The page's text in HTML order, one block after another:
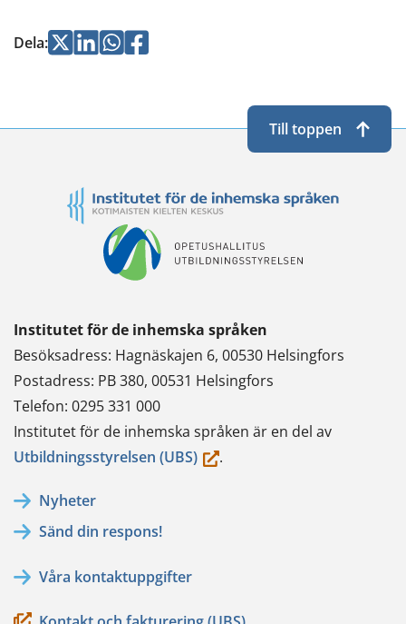
annan
tjänst)
Dela:Jaa Jaa Jaa
Jaa
Institutet för de inhemska språken
Besöksadress: Hagnäskajen 6, 00530 Helsingfors
Postadress: PB 380, 00531 Helsingfors
Telefon: 0295 331 000
Institutet för de inhemska språken är en del av
Utbildningsstyrelsen (UBS)(du.
Nyheter
Sänd din respons!
Våra kontaktuppgifter
Till toppen